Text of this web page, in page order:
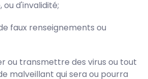
ou d'invalidité;
faux renseignements ou
ou transmettre des virus ou tout
malveillant qui sera ou pourra